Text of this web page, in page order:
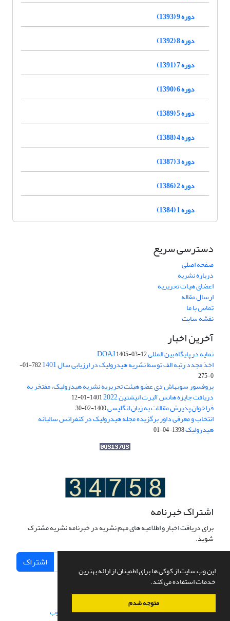
این وب سایت از کوکی ها برای اطمینان از ارائه بهترین
خدمات استفاده می کند.
متوجه شدم
دوره 9 (1393)
دوره 8 (1392)
دوره 7 (1391)
دوره 6 (1390)
دوره 5 (1389)
دوره 4 (1388)
دوره 3 (1387)
دوره 2 (1386)
دوره 1 (1384)
دسترسی سریع
صفحه اصلی
درباره نشریه
اعضای هیات تحریریه
ارسال مقاله
تماس با ما
نقشه سایت
آخرین اخبار
نمایه در پایگاه بین المللی DOAJ1405-03-12
اخذ مجدد رتبه الف توسط نشریه هیدرولیک در ارزیابی سال 1401
782-01-
0-275
پروفسور سوبهاش دی عضو هیئت تحریریه نشریه هیدرولیک، مفتخر به
دریافت جایزه هانس آلبرت انیشتین 2022 1401-01-12
فراخوان پذیرش مقالات به زبان انگلیسی1400-02-30
انتخاب و معرفی داور برگزیده مجله هیدرولیک در کنفرانس سالیانه
هیدرولیک1398-04-01
اشتراک خبرنامه
برای دریافت اخبار و اطلاعیه های مهم نشریه در خبرنامه نشریه مشترک
شوید.
اشتراک
سامانه مدیریت نشریات علمی.طراحی و پیاده سازی از سیناوب